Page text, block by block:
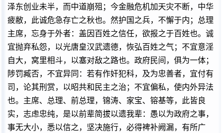
泽东创业未半，而中道崩殂；今金融危机加天灾不断，中华
疲敝，此诚危急存亡之秋也。然护国之兵，不懈于内；总理
主席，忘身于外者：盖因百姓之信任，欲报之于百姓也。诚
宜抛弃私怨，以光唐皇汉武遗德，恢弘百姓之气；不宜意淫
自大，窝里相斗，以塞对敌之路也。政府民间，俱为一体；
陟罚臧否，不宜异同：若有作奸犯科，及为忠善者，宜付有
司，论其刑赏，以昭共和民主之治；不宜偏私，使内外异法
也。主席、总理、前总理，锦涛、家宝、镕基等，此皆良
实，志虑忠纯，是以前辈简拔以遗我辈：愚以为政府之事，
事无大小，悉以信之，坚决施行，必得裨补阙漏，有所广